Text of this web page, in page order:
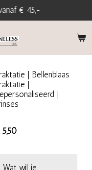
€ 45,-
| Bellenblaas
|
|
Wat wil je